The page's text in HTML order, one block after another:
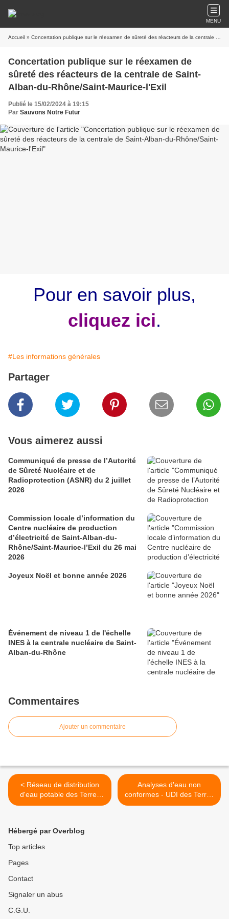
MENU
Accueil » Concertation publique sur le réexamen de sûreté des réacteurs de la centrale de Saint-Alban-du-Rhône/Saint-Maurice-l'Exil
Concertation publique sur le réexamen de
sûreté des réacteurs de la centrale de Saint-
Alban-du-Rhône/Saint-Maurice-l'Exil
Publié le 15/02/2024 à 19:15
Par Sauvons Notre Futur
Pour en savoir plus,
cliquez ici.
#Les informations générales
Partager
Vous aimerez aussi
Communiqué de presse de l’Autorité
de Sûreté Nucléaire et de
Radioprotection (ASNR) du 2 juillet
2026
Commission locale d’information du
Centre nucléaire de production
d’électricité de Saint-Alban-du-
Rhône/Saint-Maurice-l’Exil du 26 mai
2026
Joyeux Noël et bonne année 2026
Événement de niveau 1 de l'échelle
INES à la centrale nucléaire de Saint-
Alban-du-Rhône
Commentaires
Ajouter un commentaire
< Réseau de distribution
d'eau potable des Terres
carrées (puits de Peyraud)
Analyses d'eau non
conformes - UDI des Terres
Carrées (Peyraud) >
Hébergé par Overblog
Top articles
Pages
Contact
Signaler un abus
C.G.U.